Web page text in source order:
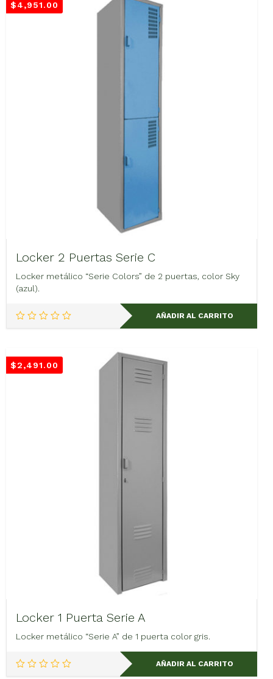
$4,951.00
Locker 2 Puertas Serie C
Locker metálico “Serie Colors” de 2 puertas, color Sky
(azul).
AÑADIR AL CARRITO
$2,491.00
Locker 1 Puerta Serie A
Locker metálico “Serie A” de 1 puerta color gris.
AÑADIR AL CARRITO